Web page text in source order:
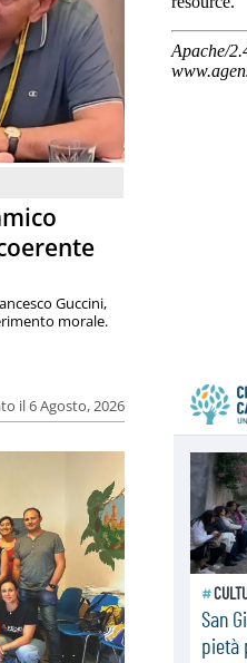
il 6 Agosto, 2026
Guccini,
morale.